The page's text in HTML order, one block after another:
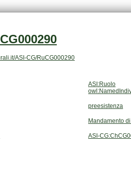
ASI-CG/RuCG000290
ASI:Ruolo
preesistenza
Mandamento
ASI-